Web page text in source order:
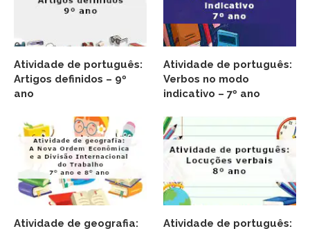
Atividade de português:
Artigos definidos – 9º
ano
Atividade de português:
Verbos no modo
indicativo – 7º ano
Atividade de geografia:
Atividade de português: